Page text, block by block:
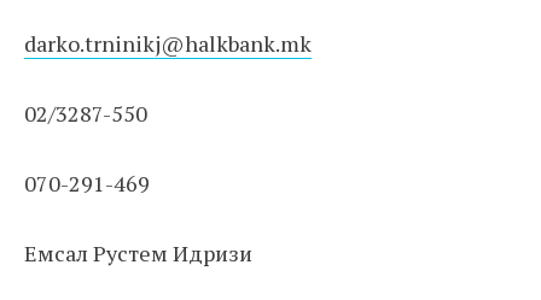
darko.trninikj@halkbank.mk
02/3287-550
070-291-469
Емсал Рустем Идризи